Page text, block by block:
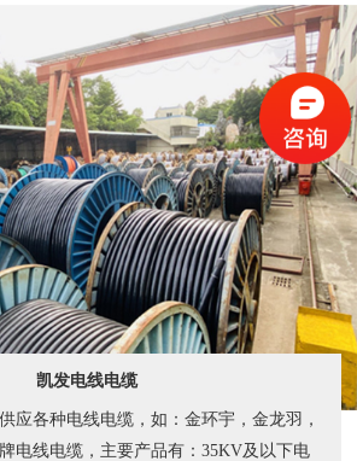
凯发电线电缆
应各种电线电缆，如：金环宇，金龙羽，
电线电缆，主要产品有：35KV及以下电